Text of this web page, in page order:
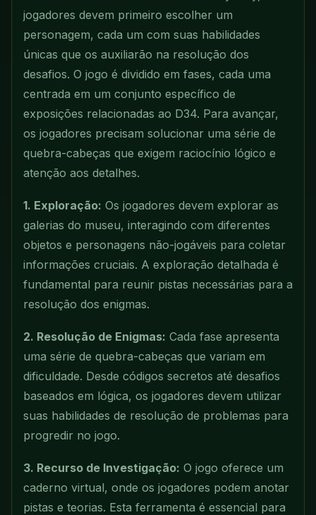
jogadores devem primeiro escolher um
personagem, cada um com suas habilidades
únicas que os auxiliarão na resolução dos
desafios. O jogo é dividido em fases, cada uma
centrada em um conjunto específico de
exposições relacionadas ao D34. Para avançar,
os jogadores precisam solucionar uma série de
quebra-cabeças que exigem raciocínio lógico e
atenção aos detalhes.
1. Exploração: Os jogadores devem explorar as
galerias do museu, interagindo com diferentes
objetos e personagens não-jogáveis para coletar
informações cruciais. A exploração detalhada é
fundamental para reunir pistas necessárias para a
resolução dos enigmas.
2. Resolução de Enigmas: Cada fase apresenta
uma série de quebra-cabeças que variam em
dificuldade. Desde códigos secretos até desafios
baseados em lógica, os jogadores devem utilizar
suas habilidades de resolução de problemas para
progredir no jogo.
3. Recurso de Investigação: O jogo oferece um
caderno virtual, onde os jogadores podem anotar
pistas e teorias. Esta ferramenta é essencial para